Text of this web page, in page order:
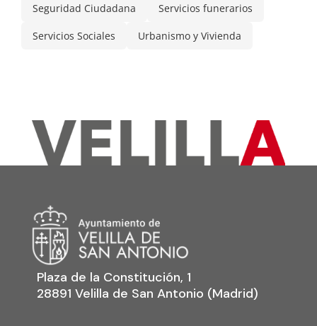
Seguridad Ciudadana Servicios funerarios
Servicios Sociales Urbanismo y Vivienda
Plaza de la Constitución, 1
28891 Velilla de San Antonio (Madrid)